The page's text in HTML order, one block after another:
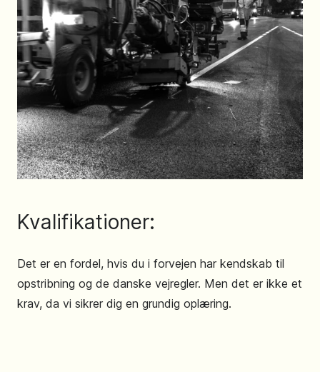
Kvalifikationer:
Det er en fordel, hvis du i forvejen har kendskab til
opstribning og de danske vejregler. Men det er ikke et
krav, da vi sikrer dig en grundig oplæring.